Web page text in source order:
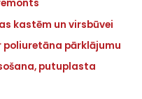
kastēm un virsbūvei
poliuretāna pārklājumu
putuplasta